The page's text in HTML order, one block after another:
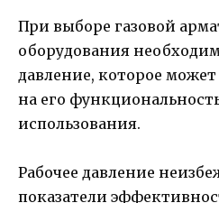
При выборе газовой
оборудования
давление, которое
на его
использования.
Рабочее давление
показатели